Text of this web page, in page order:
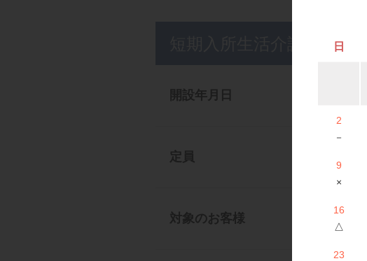
日
2
－
9
×
16
△
23
開設年月日
定員
対象のお客様